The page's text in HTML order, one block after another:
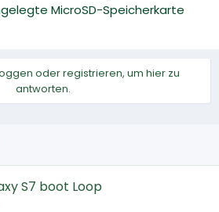
MicroSD-Speicherkarte
oder registrieren, um hier zu
antworten.
S7 boot Loop